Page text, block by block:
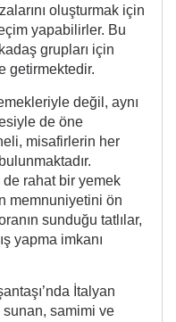
oluşturmak için
yapabilirler. Bu
grupları için
getirmektedir.
değil, aynı
de öne
misafirlerin her
de rahat bir yemek
memnuniyetini ön
sunduğu tatlılar,
yapma imkanı
İtalyan
sunan, samimi ve